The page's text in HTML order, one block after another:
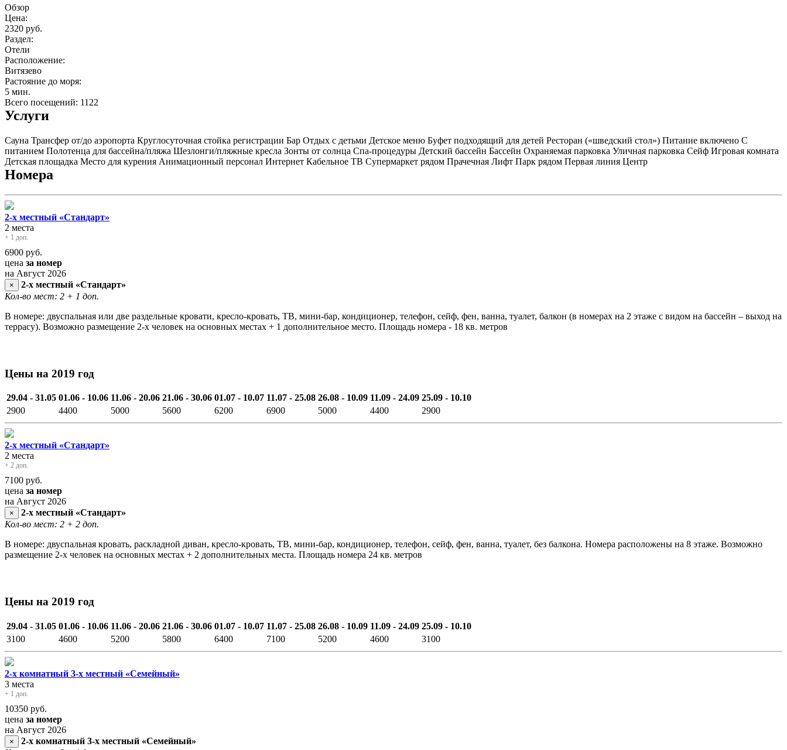
Обзор
Цена:
2320 руб.
Раздел:
Отели
Расположение:
Витязево
Растояние до моря:
5 мин.
Всего посещений: 1122
Услуги
Сауна Трансфер от/до аэропорта Круглосуточная стойка регистрации Бар Отдых с детьми Детское меню Буфет подходящий для детей Ресторан («шведский стол») Питание включено С
питанием Полотенца для бассейна/пляжа Шезлонги/пляжные кресла Зонты от солнца Спа-процедуры Детский бассейн Бассейн Охраняемая парковка Уличная парковка Сейф Игровая комната
Детская площадка Место для курения Анимационный персонал Интернет Кабельное ТВ Супермаркет рядом Прачечная Лифт Парк рядом Первая линия Центр
Номера
2-х местный «Стандарт»
2 места
+ 1 доп.
6900 руб.
цена за номер
на Август 2026
×
2-х местный «Стандарт»
Кол-во мест: 2 + 1 доп.
В номере: двуспальная или две раздельные кровати, кресло-кровать, ТВ, мини-бар, кондиционер, телефон, сейф, фен, ванна, туалет, балкон (в номерах на 2 этаже с видом на бассейн – выход на
террасу). Возможно размещение 2-х человек на основных местах + 1 дополнительное место. Площадь номера - 18 кв. метров
Цены на 2019 год
29.04 - 31.05 01.06 - 10.06 11.06 - 20.06 21.06 - 30.06 01.07 - 10.07 11.07 - 25.08 26.08 - 10.09 11.09 - 24.09 25.09 - 10.10
2900
4400 5000 5600 6200 6900 5000 4400 2900
2-х местный «Стандарт»
2 места
+ 2 доп.
7100 руб.
цена за номер
на Август 2026
×
2-х местный «Стандарт»
Кол-во мест: 2 + 2 доп.
В номере: двуспальная кровать, раскладной диван, кресло-кровать, ТВ, мини-бар, кондиционер, телефон, сейф, фен, ванна, туалет, без балкона. Номера расположены на 8 этаже. Возможно
размещение 2-х человек на основных местах + 2 дополнительных места. Площадь номера 24 кв. метров
Цены на 2019 год
29.04 - 31.05 01.06 - 10.06 11.06 - 20.06 21.06 - 30.06 01.07 - 10.07 11.07 - 25.08 26.08 - 10.09 11.09 - 24.09 25.09 - 10.10
3100
4600 5200 5800 6400 7100 5200 4600 3100
2-х комнатный 3-х местный «Семейный»
3 места
+ 1 доп.
10350 руб.
цена за номер
на Август 2026
×
2-х комнатный 3-х местный «Семейный»